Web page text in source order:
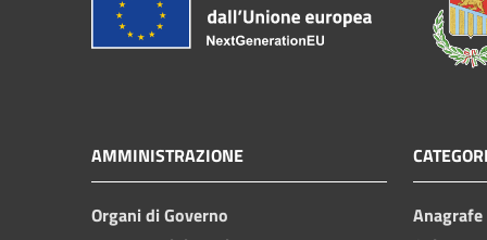
AMMINISTRAZIONE
Organi di Governo